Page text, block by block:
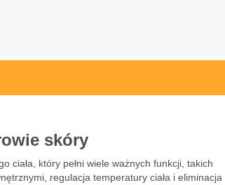
skóry
ciała, który pełni wiele ważnych funkcji, takich
regulacja temperatury ciała i eliminacja